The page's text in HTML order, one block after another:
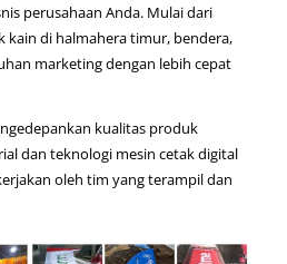
perusahaan Anda. Mulai dari
kain di halmahera timur, bendera,
marketing dengan lebih cepat
kualitas produk
dan teknologi mesin cetak digital
oleh tim yang terampil dan